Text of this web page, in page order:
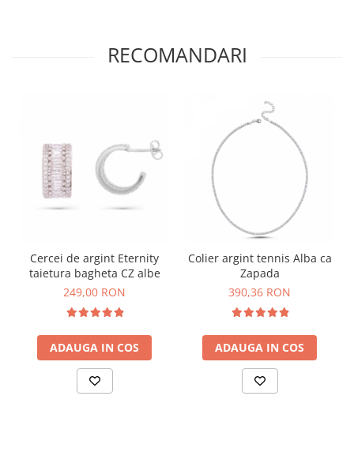
RECOMANDARI
Cercei de argint Eternity
taietura bagheta CZ albe
249,00 RON
ADAUGA IN COS
Colier argint tennis Alba ca
Zapada
390,36 RON
ADAUGA IN COS